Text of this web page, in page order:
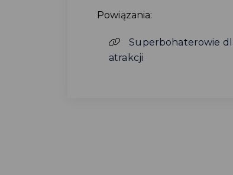
Powiązania:
Superbohaterowie
atrakcji